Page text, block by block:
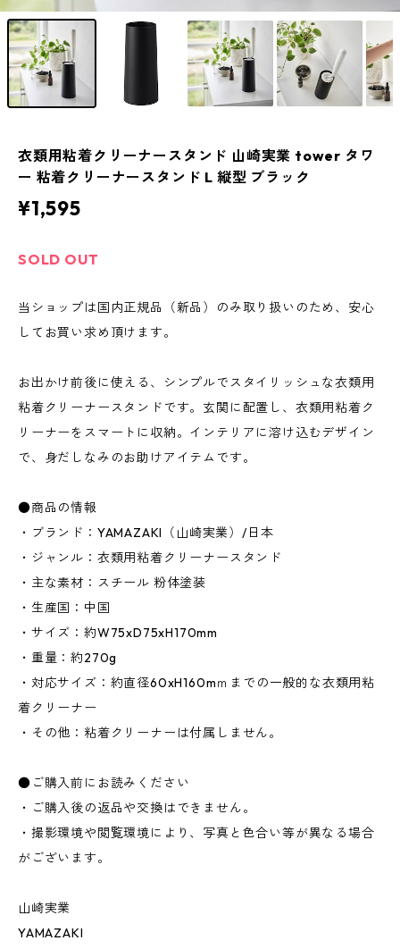
衣類用粘着クリーナースタンド 山崎実業 tower タワ
ー 粘着クリーナースタンド L 縦型 ブラック
¥1,595
SOLD OUT
当ショップは国内正規品（新品）のみ取り扱いのため、安心
してお買い求め頂けます。
お出かけ前後に使える、シンプルでスタイリッシュな衣類用
粘着クリーナースタンドです。玄関に配置し、衣類用粘着ク
リーナーをスマートに収納。インテリアに溶け込むデザイン
で、身だしなみのお助けアイテムです。
●商品の情報
・ブランド：YAMAZAKI（山崎実業）/日本
・ジャンル：衣類用粘着クリーナースタンド
・主な素材：スチール 粉体塗装
・生産国：中国
・サイズ：約W75xD75xH170mm
・重量：約270g
・対応サイズ：約直径60xH160mｍまでの一般的な衣類用粘
着クリーナー
・その他：粘着クリーナーは付属しません。
●ご購入前にお読みください
・ご購入後の返品や交換はできません。
・撮影環境や閲覧環境により、写真と色合い等が異なる場合
がございます。
山崎実業
YAMAZAKI